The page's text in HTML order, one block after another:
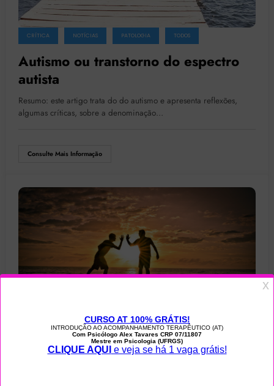
CRÍTICA NOTÍCIAS PATOLOGIA TODOS
Autismo ou transtorno do espectro
autista
Resumo: este artigo trata do do autismo e apresenta reflexões,
algumas críticas, sobre a denominação…
Consulte Mais Informação
CRÍTICA NOTÍCIAS TODOS